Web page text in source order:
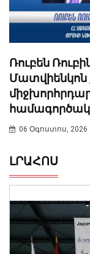
Ռուբեն
Մատվիենկոն
06 Օգոստոս, 2026
ԼՐԱՀՈՍ